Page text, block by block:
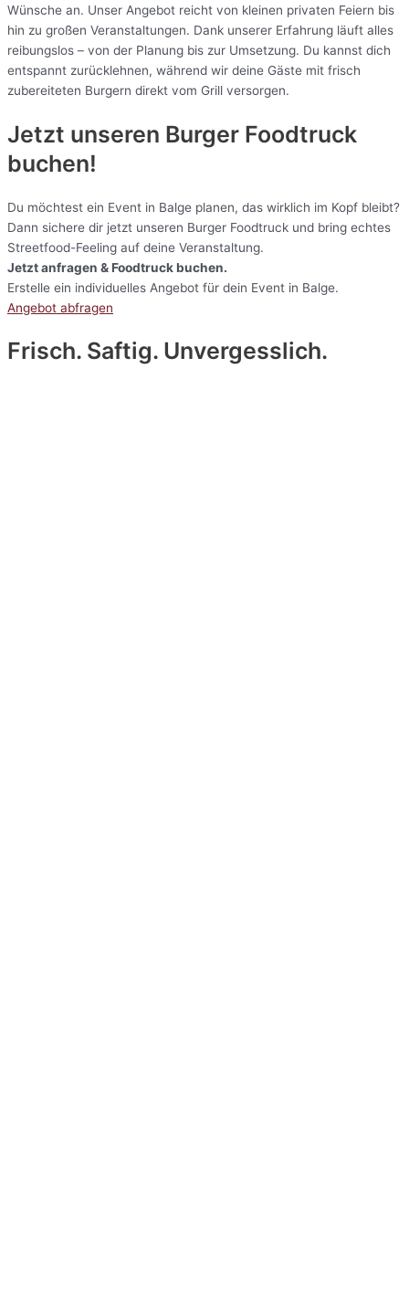
Wünsche an. Unser Angebot reicht von kleinen privaten Feiern bis
hin zu großen Veranstaltungen. Dank unserer Erfahrung läuft alles
reibungslos – von der Planung bis zur Umsetzung. Du kannst dich
entspannt zurücklehnen, während wir deine Gäste mit frisch
zubereiteten Burgern direkt vom Grill versorgen.
Jetzt unseren Burger Foodtruck
buchen!
Du möchtest ein Event in Balge planen, das wirklich im Kopf bleibt?
Dann sichere dir jetzt unseren Burger Foodtruck und bring echtes
Streetfood-Feeling auf deine Veranstaltung.
Jetzt anfragen & Foodtruck buchen.
Erstelle ein individuelles Angebot für dein Event in Balge.
Angebot abfragen
Frisch. Saftig. Unvergesslich.